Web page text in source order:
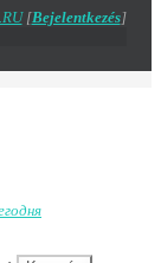
[Bejelentkezés]